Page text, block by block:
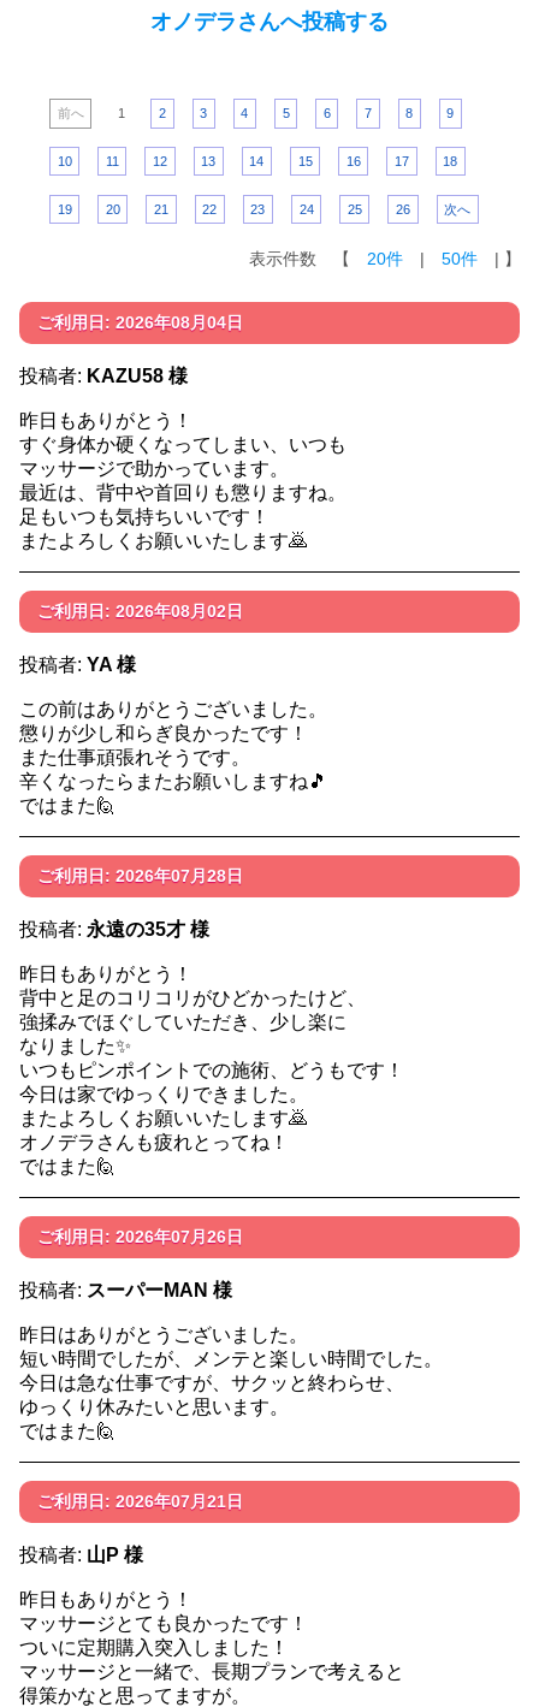
オノデラさんへ投稿する
前へ 1 2 3 4 5 6 7 8 9
10 11 12 13 14 15 16 17 18
19 20 21 22 23 24 25 26 次へ
表示件数 【 20件 | 50件 | 】
ご利用日: 2026年08月04日
投稿者: KAZU58 様
昨日もありがとう！
すぐ身体か硬くなってしまい、いつも
マッサージで助かっています。
最近は、背中や首回りも懲りますね。
足もいつも気持ちいいです！
またよろしくお願いいたします🙇
ご利用日: 2026年08月02日
投稿者: YA 様
この前はありがとうございました。
懲りが少し和らぎ良かったです！
また仕事頑張れそうです。
辛くなったらまたお願いしますね🎵
ではまた🙋
ご利用日: 2026年07月28日
投稿者: 永遠の35才 様
昨日もありがとう！
背中と足のコリコリがひどかったけど、
強揉みでほぐしていただき、少し楽に
なりました✨
いつもピンポイントでの施術、どうもです！
今日は家でゆっくりできました。
またよろしくお願いいたします🙇
オノデラさんも疲れとってね！
ではまた🙋
ご利用日: 2026年07月26日
投稿者: スーパーMAN 様
昨日はありがとうございました。
短い時間でしたが、メンテと楽しい時間でした。
今日は急な仕事ですが、サクッと終わらせ、
ゆっくり休みたいと思います。
ではまた🙋
ご利用日: 2026年07月21日
投稿者: 山P 様
昨日もありがとう！
マッサージとても良かったです！
ついに定期購入突入しました！
マッサージと一緒で、長期プランで考えると
得策かなと思ってますが。